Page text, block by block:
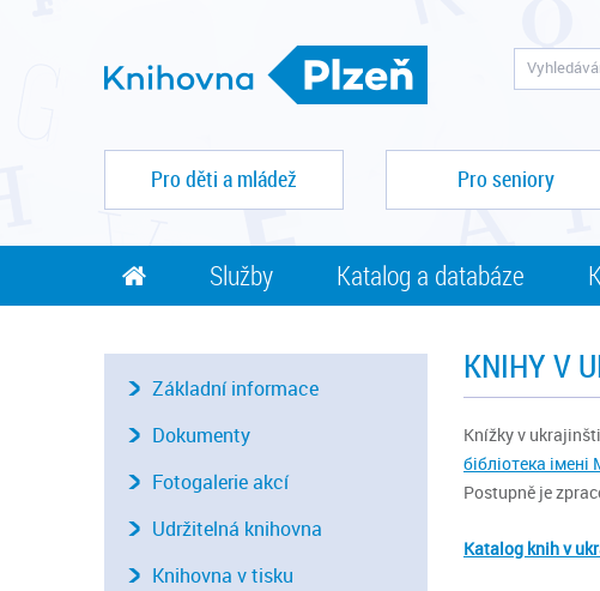
Pro děti a mládež Pro seniory
Služby Katalog a databáze
KNIHY V
Knížky v
бібліотека
Postupně je
Katalog knih v
Základní informace
Dokumenty
Fotogalerie akcí
Udržitelná knihovna
Knihovna v tisku